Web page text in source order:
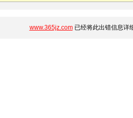
www.365jz.com已经将此出错信息详